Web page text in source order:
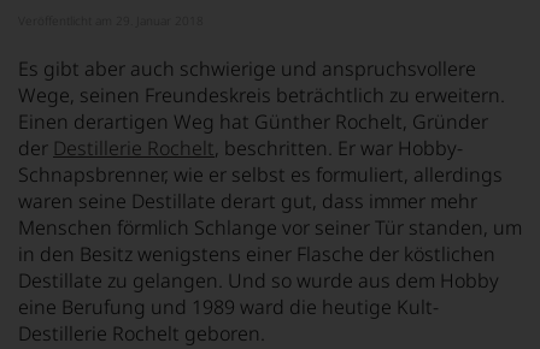
Es gibt aber auch schwierige und anspruchsvollere
Wege, seinen Freundeskreis beträchtlich zu erweitern.
Einen derartigen Weg hat Günther Rochelt, Gründer
der Destillerie Rochelt, beschritten. Er war Hobby-
Schnapsbrenner, wie er selbst es formuliert, allerdings
waren seine Destillate derart gut, dass immer mehr
Menschen förmlich Schlange vor seiner Tür standen, um
in den Besitz wenigstens einer Flasche der köstlichen
Destillate zu gelangen. Und so wurde aus dem Hobby
eine Berufung und 1989 ward die heutige Kult-
Destillerie Rochelt geboren.